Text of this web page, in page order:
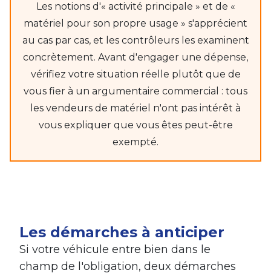
Les notions d'« activité principale » et de «
matériel pour son propre usage » s'apprécient
au cas par cas, et les contrôleurs les examinent
concrètement. Avant d'engager une dépense,
vérifiez votre situation réelle plutôt que de
vous fier à un argumentaire commercial : tous
les vendeurs de matériel n'ont pas intérêt à
vous expliquer que vous êtes peut-être
exempté.
Les démarches à anticiper
Si votre véhicule entre bien dans le
champ de l'obligation, deux démarches